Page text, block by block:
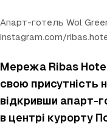
Апарт-готель Wol
instagram.com/
Мережа Ribas
свою присутність
відкривши апарт-
в центрі курорту